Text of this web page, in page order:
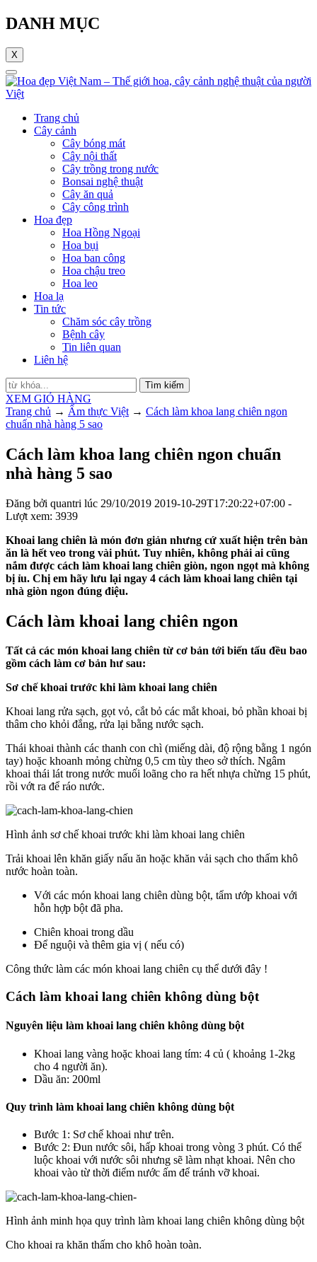
DANH MỤC
X
Trang chủ
Cây cảnh
Cây bóng mát
Cây nội thất
Cây trồng trong nước
Bonsai nghệ thuật
Cây ăn quả
Cây công trình
Hoa đẹp
Hoa Hồng Ngoại
Hoa bụi
Hoa ban công
Hoa chậu treo
Hoa leo
Hoa lạ
Tin tức
Chăm sóc cây trồng
Bệnh cây
Tin liên quan
Liên hệ
Tìm kiếm
XEM GIỎ HÀNG
Trang chủ → Ẩm thực Việt → Cách làm khoa lang chiên ngon
chuẩn nhà hàng 5 sao
Cách làm khoa lang chiên ngon chuẩn
nhà hàng 5 sao
Đăng bởi quantri lúc 29/10/2019 2019-10-29T17:20:22+07:00 -
Lượt xem: 3939
Khoai lang chiên là món đơn giản nhưng cứ xuất hiện trên bàn
ăn là hết veo trong vài phút. Tuy nhiên, không phải ai cũng
nắm được cách làm khoai lang chiên giòn, ngon ngọt mà không
bị ỉu. Chị em hãy lưu lại ngay 4 cách làm khoai lang chiên tại
nhà giòn ngon đúng điệu.
Cách làm khoai lang chiên ngon
Tất cả các món khoai lang chiên từ cơ bản tới biến tấu đều bao
gồm cách làm cơ bản hư sau:
Sơ chế khoai trước khi làm khoai lang chiên
Khoai lang rửa sạch, gọt vỏ, cắt bỏ các mắt khoai, bỏ phần khoai bị
thâm cho khỏi đắng, rửa lại bằng nước sạch.
Thái khoai thành các thanh con chì (miếng dài, độ rộng bằng 1 ngón
tay) hoặc khoanh mỏng chừng 0,5 cm tùy theo sở thích. Ngâm
khoai thái lát trong nước muối loãng cho ra hết nhựa chừng 15 phút,
rồi vớt ra để ráo nước.
Hình ảnh sơ chế khoai trước khi làm khoai lang chiên
Trải khoai lên khăn giấy nấu ăn hoặc khăn vải sạch cho thấm khô
nước hoàn toàn.
Với các món khoai lang chiên dùng bột, tẩm ướp khoai với
hỗn hợp bột đã pha.
Chiên khoai trong dầu
Để nguội và thêm gia vị ( nếu có)
Công thức làm các món khoai lang chiên cụ thể dưới đây !
Cách làm khoai lang chiên không dùng bột
Nguyên liệu làm khoai lang chiên không dùng bột
Khoai lang vàng hoặc khoai lang tím: 4 củ ( khoảng 1-2kg
cho 4 người ăn).
Dầu ăn: 200ml
Quy trình làm khoai lang chiên không dùng bột
Bước 1: Sơ chế khoai như trên.
Bước 2: Đun nước sôi, hấp khoai trong vòng 3 phút. Có thể
luộc khoai với nước sôi nhưng sẽ làm nhạt khoai. Nên cho
khoai vào từ thời điểm nước ấm để tránh vỡ khoai.
Hình ảnh minh họa quy trình làm khoai lang chiên không dùng bột
Cho khoai ra khăn thấm cho khô hoàn toàn.